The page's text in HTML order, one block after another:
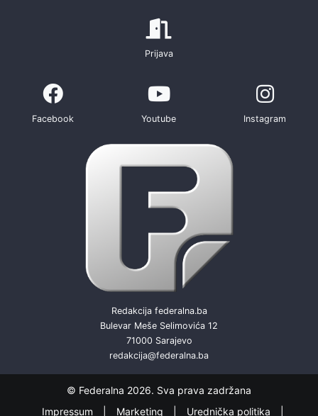
Prijava
Facebook Youtube Instagram
Redakcija federalna.ba
Bulevar Meše Selimovića 12
71000 Sarajevo
redakcija@federalna.ba
© Federalna 2026. Sva prava zadržana
Impressum
Marketing Urednička politika